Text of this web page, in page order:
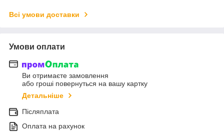
Всі умови доставки
Умови оплати
Ви отримаєте замовлення
або гроші повернуться на вашу картку
Детальніше
Післяплата
Оплата на рахунок